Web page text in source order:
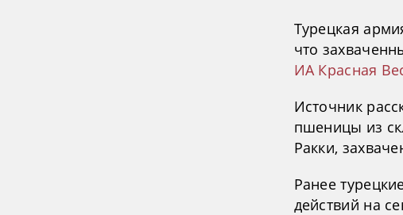
Турецкая
что
ИА Красная
Источник
пшеницы из
Ракки,
Ранее
действий на